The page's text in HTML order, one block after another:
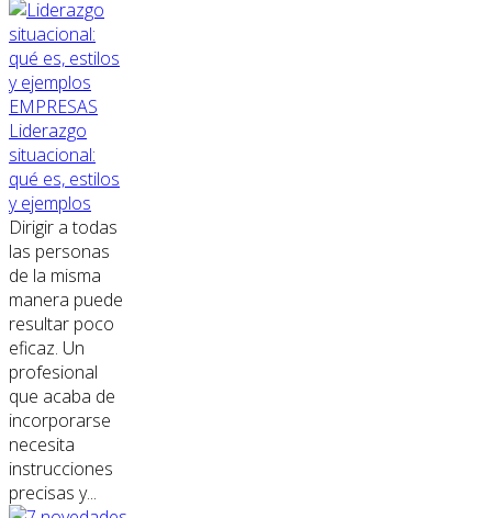
EMPRESAS
Liderazgo
situacional:
qué es, estilos
y ejemplos
Dirigir a todas
las personas
de la misma
manera puede
resultar poco
eficaz. Un
profesional
que acaba de
incorporarse
necesita
instrucciones
precisas y...